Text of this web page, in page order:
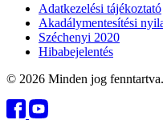
Adatkezelési tájékoztató
Akadálymentesítési
Széchenyi 2020
Hibabejelentés
© 2026 Minden jog